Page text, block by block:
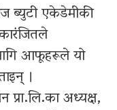
ब्युटी एकेडेमीकी
आफूहरूले यो
।
अध्यक्ष,